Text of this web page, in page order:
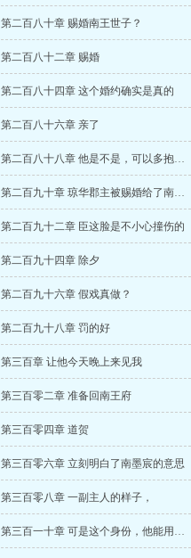
第二百八十章 赐婚南王世子？
第二百八十二章 赐婚
第二百八十四章 这个婚约确实是真的
第二百八十六章 亲了
第二百八十八章 他是不是，可以多抱一会儿
第二百九十章 琼华郡主被赐婚给了南王世子
第二百九十二章 臣这脸是不小心撞伤的
第二百九十四章 除夕
第二百九十六章 假戏真做？
第二百九十八章 罚的好
第三百章 让他今天晚上来见我
第三百零二章 准备回南王府
第三百零四章 道贺
第三百零六章 立刻明白了南墨宸的意思
第三百零八章 一副主人的样子，
第三百一十章 可是这个身份，他能用多久？